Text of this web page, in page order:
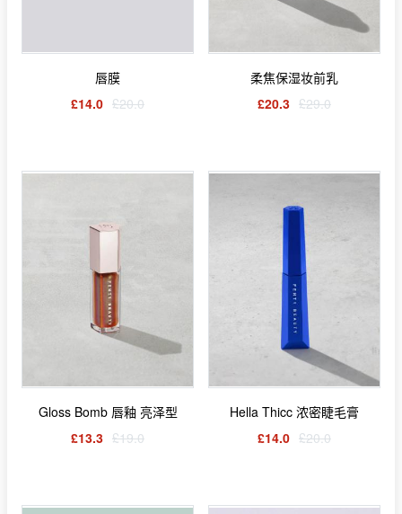
唇膜
£14.0 £20.0
柔焦保湿妆前乳
£20.3 £29.0
Gloss Bomb 唇釉 亮泽型
£13.3 £19.0
Hella Thicc 浓密睫毛膏
£14.0 £20.0